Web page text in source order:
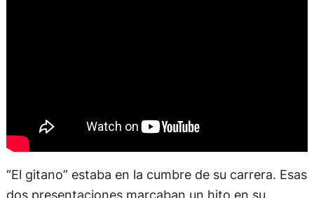
“El gitano” estaba en la cumbre de su carrera. Esas
dos presentaciones marcaban un hito en su